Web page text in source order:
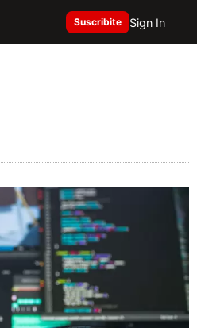
Suscribite Sign In